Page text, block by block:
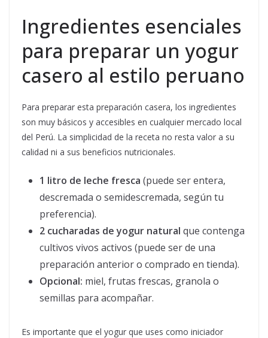
Ingredientes esenciales
para preparar un yogur
casero al estilo peruano
Para preparar esta preparación casera, los ingredientes
son muy básicos y accesibles en cualquier mercado local
del Perú. La simplicidad de la receta no resta valor a su
calidad ni a sus beneficios nutricionales.
1 litro de leche fresca (puede ser entera,
descremada o semidescremada, según tu
preferencia).
2 cucharadas de yogur natural que contenga
cultivos vivos activos (puede ser de una
preparación anterior o comprado en tienda).
Opcional: miel, frutas frescas, granola o
semillas para acompañar.
Es importante que el yogur que uses como iniciador